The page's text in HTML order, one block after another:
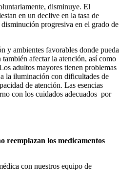
disminuye. El
en un declive en la tasa de
progresiva en el grado de
y ambientes favorables donde pueda
afectar la atención, así como
adultos mayores tienen problemas
la iluminación con dificultades de
de atención. Las esencias
con los cuidados adecuados por
reemplazan los medicamentos
con nuestros equipo de